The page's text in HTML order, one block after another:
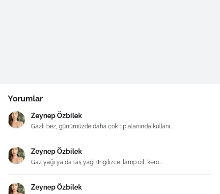
Yorumlar
Zeynep Özbilek
Gazlı bez, günümüzde daha çok tıp alanında kullanı...
Zeynep Özbilek
Gaz yağı ya da taş yağı (İngilizce: lamp oil, kero...
Zeynep Özbilek